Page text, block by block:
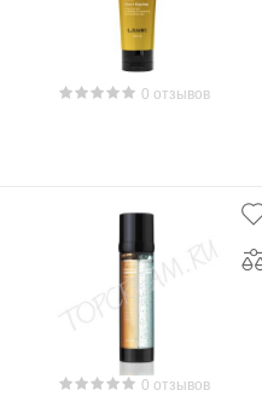
0 отзывов
0 отзывов